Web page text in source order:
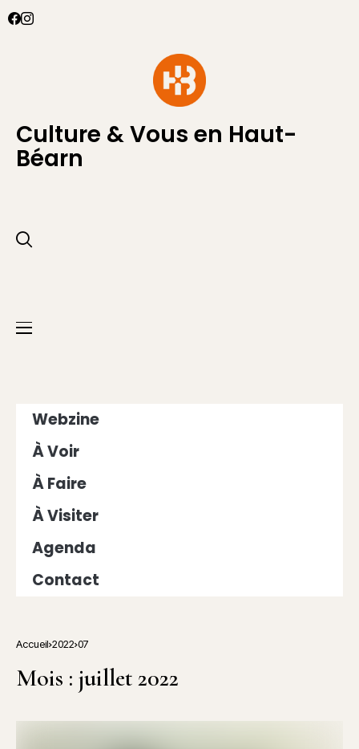
Culture & Vous en Haut-
Béarn
Webzine
À Voir
À Faire
À Visiter
Agenda
Contact
Accueil 2022 07
Mois : juillet 2022